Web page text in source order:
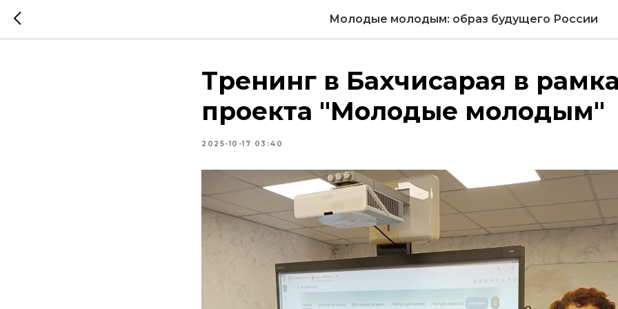
Молодые молодым: образ будущего России
Тренинг в Бахчисарая в
проекта "Молодые молодым"
2025-10-17 03:40